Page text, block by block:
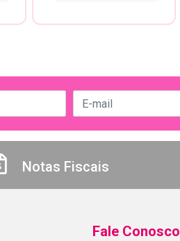
Notas Fiscais
Fale Conosco